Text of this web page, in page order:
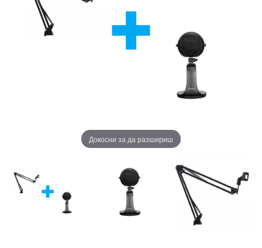
Докосни за да разшириш